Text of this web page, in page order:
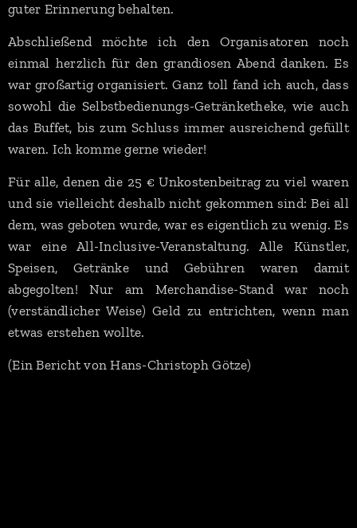
guter Erinnerung behalten.
Abschließend möchte ich den Organisatoren noch
einmal herzlich für den grandiosen Abend danken. Es
war großartig organisiert. Ganz toll fand ich auch, dass
sowohl die Selbstbedienungs-Getränketheke, wie auch
das Buffet, bis zum Schluss immer ausreichend gefüllt
waren. Ich komme gerne wieder!
Für alle, denen die 25 € Unkostenbeitrag zu viel waren
und sie vielleicht deshalb nicht gekommen sind: Bei all
dem, was geboten wurde, war es eigentlich zu wenig. Es
war eine All-Inclusive-Veranstaltung. Alle Künstler,
Speisen, Getränke und Gebühren waren damit
abgegolten! Nur am Merchandise-Stand war noch
(verständlicher Weise) Geld zu entrichten, wenn man
etwas erstehen wollte.
(Ein Bericht von Hans-Christoph Götze)